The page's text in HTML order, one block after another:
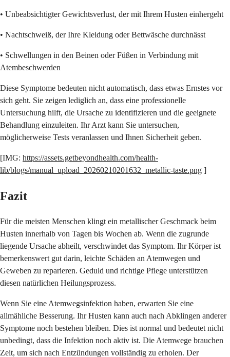
• Unbeabsichtigter Gewichtsverlust, der mit Ihrem Husten einhergeht
• Nachtschweiß, der Ihre Kleidung oder Bettwäsche durchnässt
• Schwellungen in den Beinen oder Füßen in Verbindung mit
Atembeschwerden
Diese Symptome bedeuten nicht automatisch, dass etwas Ernstes vor
sich geht. Sie zeigen lediglich an, dass eine professionelle
Untersuchung hilft, die Ursache zu identifizieren und die geeignete
Behandlung einzuleiten. Ihr Arzt kann Sie untersuchen,
möglicherweise Tests veranlassen und Ihnen Sicherheit geben.
[IMG: https://assets.getbeyondhealth.com/health-
lib/blogs/manual_upload_20260210201632_metallic-taste.png ]
Fazit
Für die meisten Menschen klingt ein metallischer Geschmack beim
Husten innerhalb von Tagen bis Wochen ab. Wenn die zugrunde
liegende Ursache abheilt, verschwindet das Symptom. Ihr Körper ist
bemerkenswert gut darin, leichte Schäden an Atemwegen und
Geweben zu reparieren. Geduld und richtige Pflege unterstützen
diesen natürlichen Heilungsprozess.
Wenn Sie eine Atemwegsinfektion haben, erwarten Sie eine
allmähliche Besserung. Ihr Husten kann auch nach Abklingen anderer
Symptome noch bestehen bleiben. Dies ist normal und bedeutet nicht
unbedingt, dass die Infektion noch aktiv ist. Die Atemwege brauchen
Zeit, um sich nach Entzündungen vollständig zu erholen. Der